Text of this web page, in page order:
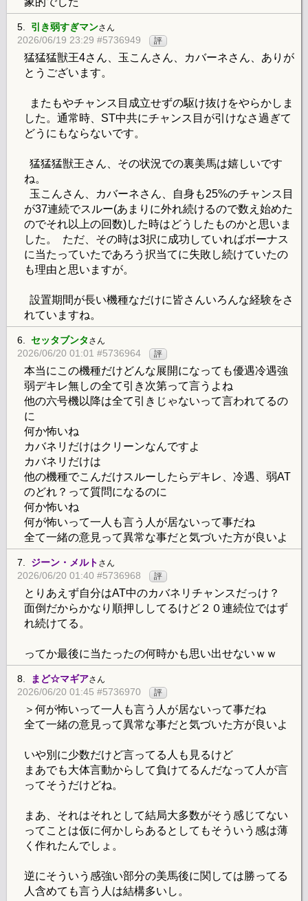
5. 引き弱すぎマンさん
2026/06/19 23:29 #5736949 評
猛猛猛獣王4さん、玉こんさん、カバーネさん、ありが
とうございます。
またもやチャンス目成立せずの駆け抜けをやらかしま
した。通常時、ST中共にチャンス目が引けなさ過ぎて
どうにもならないです。
猛猛猛獣王さん、その状況での裏美馬は嬉しいです
ね。
玉こんさん、カバーネさん、自身も25%のチャンス目
が37連続でスルー(あまりに外れ続けるので数え始めた
のでそれ以上の回数)した時はどうしたものかと思いま
した。 ただ、その時は3択に成功していればボーナス
に当たっていたであろう択当てに失敗し続けていたの
も理由と思いますが。
設置期間が長い機種なだけに皆さんいろんな経験をさ
れていますね。
6. セッタブンタ さん
2026/06/20 01:01 #5736964 評
本当にこの機種だけどんな展開になっても優遇冷遇強
弱デキレ無しの全て引き次第って言うよね
他の六号機以降は全て引きじゃないって言われてるの
に
何か怖いね
カバネリだけはクリーンなんですよ
カバネリだけは
他の機種でこんだけスルーしたらデキレ、冷遇、弱AT
のどれ？って質問になるのに
何か怖いね
何が怖いって一人も言う人が居ないって事だね
全て一緒の意見って異常な事だと気づいた方が良いよ
7. ジーン・メルト さん
2026/06/20 01:40 #5736968 評
とりあえず自分はAT中のカバネリチャンスだっけ？
面倒だからかなり順押ししてるけど２０連続位ではず
れ続けてる。
ってか最後に当たったの何時かも思い出せないｗｗ
8. まど☆マギアさん
2026/06/20 01:45 #5736970 評
＞何が怖いって一人も言う人が居ないって事だね
全て一緒の意見って異常な事だと気づいた方が良いよ
いや別に少数だけど言ってる人も見るけど
まあでも大体言動からして負けてるんだなって人が言
ってそうだけどね。
まあ、それはそれとして結局大多数がそう感じてない
ってことは仮に何かしらあるとしてもそういう感は薄
く作れたんでしょ。
逆にそういう感強い部分の美馬後に関しては勝ってる
人含めても言う人は結構多いし。